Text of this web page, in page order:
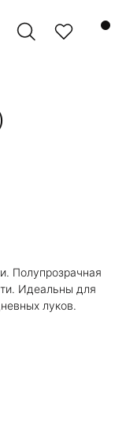
Полупрозрачная
Идеальны для
луков.